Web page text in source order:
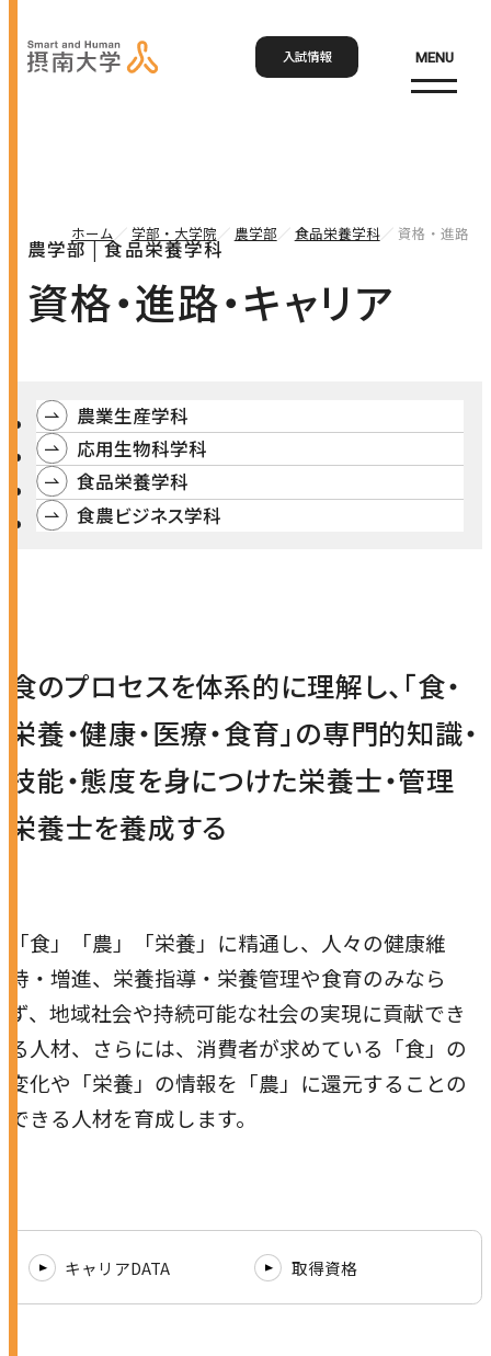
MENU
入試情報
ホーム
大学紹介
学びの特色
キャンパス・施設紹介
点検・評価
設置認可・届出関係
刊行物・広報活動
学部・大学院
学部・大学院トップ
学部
国際学部
経済学部
経営学部
現代社会学部
看護学部
農学部
大学院
国際言語文化研究科
経済経営学研究科
研究・社会連携
学生ボランティアの募集依頼について
証明書発行、手続き
学費・奨学金
健康管理
課外活動
キャリア支援
就職実績
インターンシップ
採用ご担当の方へ
在学生の方へ
国際交流
国際交流
グローバルセンター
本学への正規留学生に対する支援
本学への短期留学生に対する支援
海外協定校
キャンパス内国際交流
ホーム 学部・大学院 農学部 食品栄養学科 資格・進路・
農学部 | 食品栄養学科
資格・進路・キャリア
農業生産学科
応用生物科学科
食品栄養学科
食農ビジネス学科
食のプロセスを体系的に理解し、「食・
栄養・健康・医療・食育｣の専門的知識・
技能・態度を身につけた栄養士・管理
栄養士を養成する
「食」「農」「栄養」に精通し、人々の健康維
持・増進、栄養指導・栄養管理や食育のみなら
ず、地域社会や持続可能な社会の実現に貢献でき
る人材、さらには、消費者が求めている「食」の
変化や「栄養」の情報を「農」に還元することの
できる人材を育成します。
キャリアDATA 取得資格